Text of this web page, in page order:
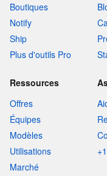
Boutiques
Notify
Ship
Plus d'outils Pro
Ressources
Offres
Équipes
Modèles
Utilisations
Marché